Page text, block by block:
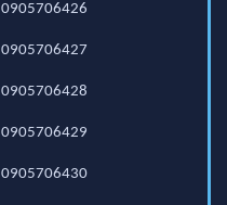
0905706426
0905706427
0905706428
0905706429
0905706430